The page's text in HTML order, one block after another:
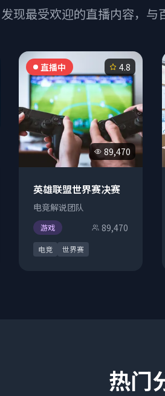
发现最受欢迎的直播内容，与
直播中
89,470
4.8
英雄联盟世界赛决赛
电竞解说团队
游戏 89,470
电竞 世界赛
热门